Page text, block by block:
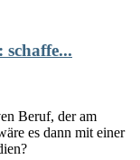
Beruf, der am
es dann mit einer